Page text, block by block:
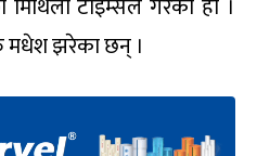
मिथिला टाइम्सले गरेको हो ।
मधेश झरेका छन् ।